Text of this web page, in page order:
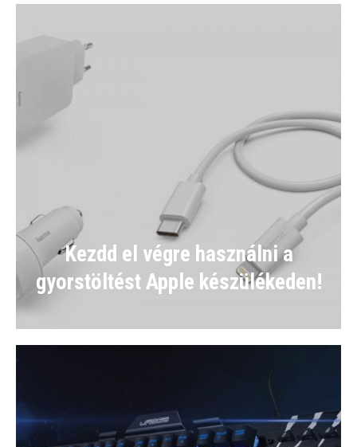
Kezdd el végre használni a
gyorstöltést Apple készülékeden!